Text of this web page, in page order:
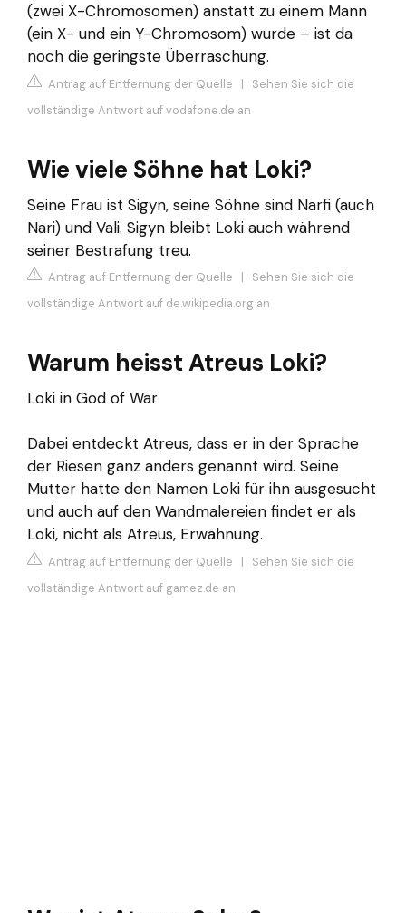
(zwei X-Chromosomen) anstatt zu einem Mann
(ein X- und ein Y-Chromosom) wurde – ist da
noch die geringste Überraschung.
Antrag auf Entfernung der Quelle | Sehen Sie sich die
vollständige Antwort auf vodafone.de an
Wie viele Söhne hat Loki?
Seine Frau ist Sigyn, seine Söhne sind Narfi (auch
Nari) und Vali. Sigyn bleibt Loki auch während
seiner Bestrafung treu.
Antrag auf Entfernung der Quelle | Sehen Sie sich die
vollständige Antwort auf de.wikipedia.org an
Warum heisst Atreus Loki?
Loki in God of War
Dabei entdeckt Atreus, dass er in der Sprache
der Riesen ganz anders genannt wird. Seine
Mutter hatte den Namen Loki für ihn ausgesucht
und auch auf den Wandmalereien findet er als
Loki, nicht als Atreus, Erwähnung.
Antrag auf Entfernung der Quelle | Sehen Sie sich die
vollständige Antwort auf gamez.de an